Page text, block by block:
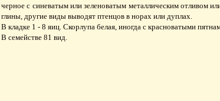
черное с синеватым или зеленоватым металлическим отливом
глины, другие виды выводят птенцов в норах или дуплах.
В кладке 1 - 8 яиц. Скорлупа белая, иногда с красноватыми
В семействе 81 вид.